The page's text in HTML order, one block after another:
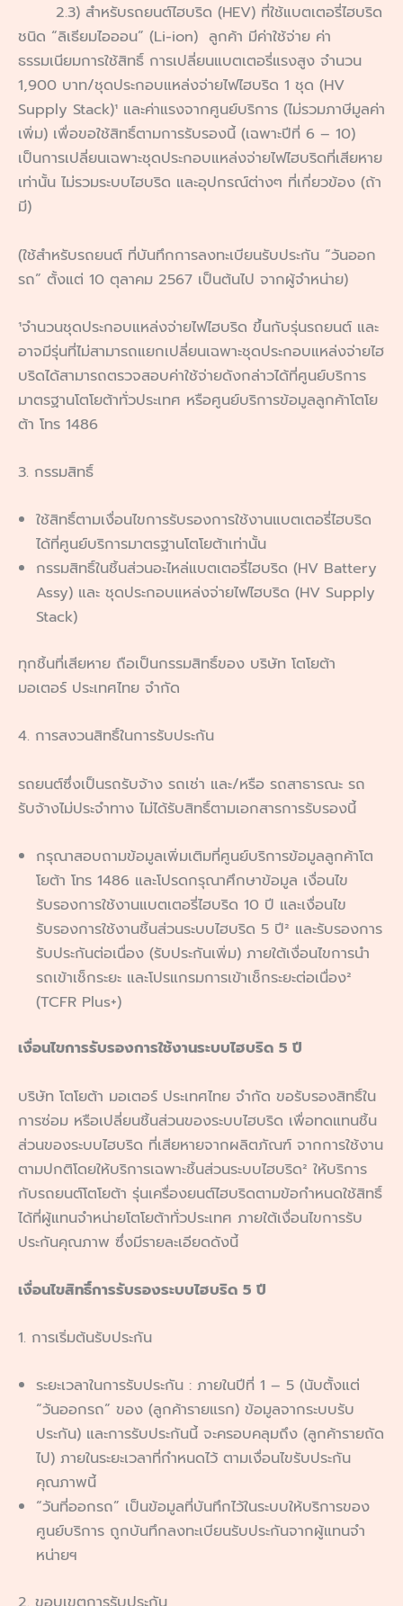
2.3) สำหรับรถยนต์ไฮบริด (HEV) ที่ใช้แบตเตอรี่ไฮบริด
ชนิด “ลิเธียมไอออน” (Li-ion) ลูกค้า มีค่าใช้จ่าย ค่า
ธรรมเนียมการใช้สิทธิ์ การเปลี่ยนแบตเตอรี่แรงสูง จำนวน
1,900 บาท/ชุดประกอบแหล่งจ่ายไฟไฮบริด 1 ชุด (HV
Supply Stack)¹ และค่าแรงจากศูนย์บริการ (ไม่รวมภาษีมูลค่า
เพิ่ม) เพื่อขอใช้สิทธิ์ตามการรับรองนี้ (เฉพาะปีที่ 6 – 10)
เป็นการเปลี่ยนเฉพาะชุดประกอบแหล่งจ่ายไฟไฮบริดที่เสียหาย
เท่านั้น ไม่รวมระบบไฮบริด และอุปกรณ์ต่างๆ ที่เกี่ยวข้อง (ถ้า
มี)
(ใช้สำหรับรถยนต์ ที่บันทึกการลงทะเบียนรับประกัน “วันออก
รถ” ตั้งแต่ 10 ตุลาคม 2567 เป็นต้นไป จากผู้จำหน่าย)
¹จำนวนชุดประกอบแหล่งจ่ายไฟไฮบริด ขึ้นกับรุ่นรถยนต์ และ
อาจมีรุ่นที่ไม่สามารถแยกเปลี่ยนเฉพาะชุดประกอบแหล่งจ่ายไฮ
บริดได้สามารถตรวจสอบค่าใช้จ่ายดังกล่าวได้ที่ศูนย์บริการ
มาตรฐานโตโยต้าทั่วประเทศ หรือศูนย์บริการข้อมูลลูกค้าโตโย
ต้า โทร 1486
3. กรรมสิทธิ์
ใช้สิทธิ์ตามเงื่อนไขการรับรองการใช้งานแบตเตอรี่ไฮบริด
ได้ที่ศูนย์บริการมาตรฐานโตโยต้าเท่านั้น
กรรมสิทธิ์ในชิ้นส่วนอะไหล่แบตเตอรี่ไฮบริด (HV Battery
Assy) และ ชุดประกอบแหล่งจ่ายไฟไฮบริด (HV Supply
Stack)
ทุกชิ้นที่เสียหาย ถือเป็นกรรมสิทธิ์ของ บริษัท โตโยต้า
มอเตอร์ ประเทศไทย จํากัด
4. การสงวนสิทธิ์ในการรับประกัน
รถยนต์ซึ่งเป็นรถรับจ้าง รถเช่า และ/หรือ รถสาธารณะ รถ
รับจ้างไม่ประจำทาง ไม่ได้รับสิทธิ์ตามเอกสารการรับรองนี้
กรุณาสอบถามข้อมูลเพิ่มเติมที่ศูนย์บริการข้อมูลลูกค้าโต
โยต้า โทร 1486 และโปรดกรุณาศึกษาข้อมูล เงื่อนไข
รับรองการใช้งานแบตเตอรี่ไฮบริด 10 ปี และเงื่อนไข
รับรองการใช้งานชิ้นส่วนระบบไฮบริด 5 ปี² และรับรองการ
รับประกันต่อเนื่อง (รับประกันเพิ่ม) ภายใต้เงื่อนไขการนำ
รถเข้าเช็กระยะ และโปรแกรมการเข้าเช็กระยะต่อเนื่อง²
(TCFR Plus+)
เงื่อนไขการรับรองการใช้งานระบบไฮบริด 5 ปี
บริษัท โตโยต้า มอเตอร์ ประเทศไทย จํากัด ขอรับรองสิทธิ์ใน
การซ่อม หรือเปลี่ยนชิ้นส่วนของระบบไฮบริด เพื่อทดแทนชิ้น
ส่วนของระบบไฮบริด ที่เสียหายจากผลิตภัณฑ์ จากการใช้งาน
ตามปกติโดยให้บริการเฉพาะชิ้นส่วนระบบไฮบริด² ให้บริการ
กับรถยนต์โตโยต้า รุ่นเครื่องยนต์ไฮบริดตามข้อกำหนดใช้สิทธิ์
ได้ที่ผู้แทนจําหน่ายโตโยต้าทั่วประเทศ ภายใต้เงื่อนไขการรับ
ประกันคุณภาพ ซึ่งมีรายละเอียดดังนี้
เงื่อนไขสิทธิ์การรับรองระบบไฮบริด 5 ปี
1. การเริ่มต้นรับประกัน
ระยะเวลาในการรับประกัน : ภายในปีที่ 1 – 5 (นับตั้งแต่
“วันออกรถ” ของ (ลูกค้ารายแรก) ข้อมูลจากระบบรับ
ประกัน) และการรับประกันนี้ จะครอบคลุมถึง (ลูกค้ารายถัด
ไป) ภายในระยะเวลาที่กำหนดไว้ ตามเงื่อนไขรับประกัน
คุณภาพนี้
“วันที่ออกรถ” เป็นข้อมูลที่บันทึกไว้ในระบบให้บริการของ
ศูนย์บริการ ถูกบันทึกลงทะเบียนรับประกันจากผู้แทนจำ
หน่ายฯ